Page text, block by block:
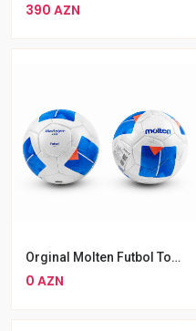
390 AZN
Orginal Molten Futbol Topu 4 Nömre
0 AZN